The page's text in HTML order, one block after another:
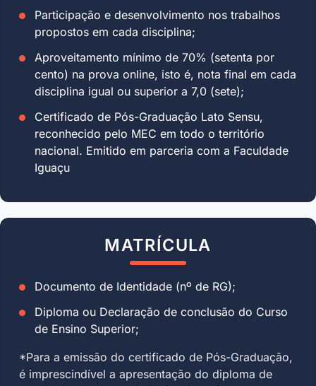
Participação e desenvolvimento nos trabalhos
propostos em cada disciplina;
Aproveitamento mínimo de 70% (setenta por
cento) na prova online, isto é, nota final em cada
disciplina igual ou superior a 7,0 (sete);
Certificado de Pós-Graduação Lato Sensu,
reconhecido pelo MEC em todo o território
nacional. Emitido em parceria com a Faculdade
Iguaçu
MATRÍCULA
Documento de Identidade (nº de RG);
Diploma ou Declaração de conclusão do Curso
de Ensino Superior;
*Para a emissão do certificado de Pós-Graduação,
é imprescindível a apresentação do diploma de